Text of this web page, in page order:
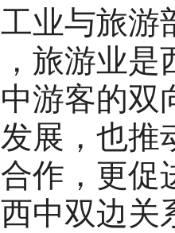
与旅游
旅游业是
游客的双
展，也
作，更促
中双边关